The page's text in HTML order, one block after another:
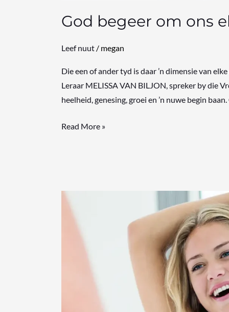
God begeer om ons
Leef nuut / megan
Die een of ander tyd is daar ’n dimensie van
Leraar MELISSA VAN BILJON, spreker by die
heelheid, genesing, groei en ’n nuwe begin
Read More »
skoonheidsbehandelings